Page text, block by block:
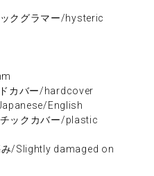
クグラマー/hysteric
カバー/hardcover
English
ックカバー/plastic
/Slightly damaged on